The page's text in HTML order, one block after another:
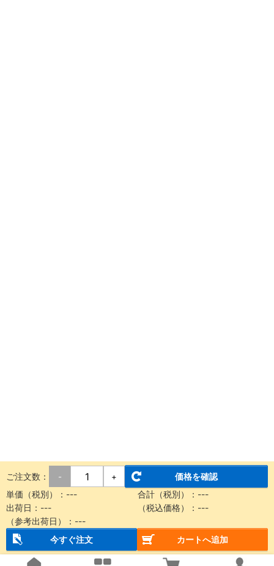
ご注文数： - +
価格を確認
単価（税別）： --- 合計（税別）： ---
出荷日： --- （税込価格）： ---
（参考出荷日）： ---
今すぐ注文
カートへ追加